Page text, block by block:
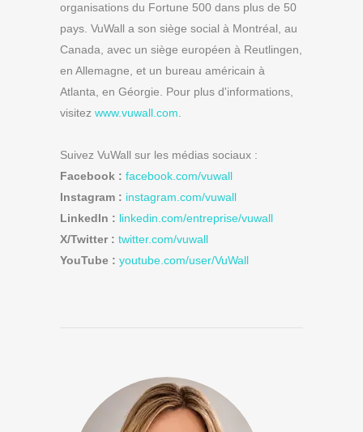
organisations du Fortune 500 dans plus de 50
pays. VuWall a son siège social à Montréal, au
Canada, avec un siège européen à Reutlingen,
en Allemagne, et un bureau américain à
Atlanta, en Géorgie. Pour plus d'informations,
visitez www.vuwall.com
Suivez VuWall sur les médias sociaux :
Facebook : facebook.com/vuwall
Instagram : instagram.com/vuwall
LinkedIn : linkedin.com/entreprise/vuwall
X/Twitter : twitter.com/vuwall
YouTube : youtube.com/user/VuWall